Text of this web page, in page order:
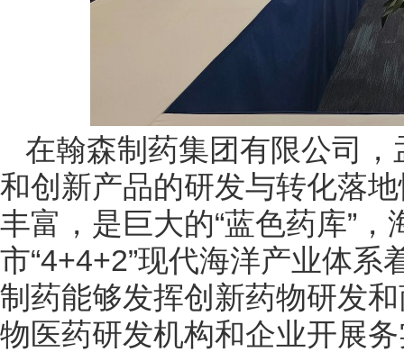
在翰森制药集团有限公司
和创新产品的研发与转化落
丰富，是巨大的“蓝色药库”
市“4+4+2”现代海洋产业体
制药能够发挥创新药物研发
物医药研发机构和企业开展